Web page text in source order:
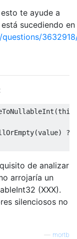
te ayude a
sucediendo en
(this
(value) ?
de analizar
arrojaría un
(XXX).
silenciosos no
mortb